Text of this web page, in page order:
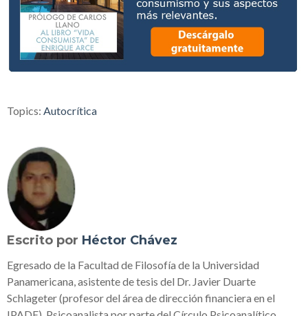
Topics: Autocrítica
Escrito por Héctor Chávez
Egresado de la Facultad de Filosofía de la Universidad
Panamericana, asistente de tesis del Dr. Javier Duarte
Schlageter (profesor del área de dirección financiera en el